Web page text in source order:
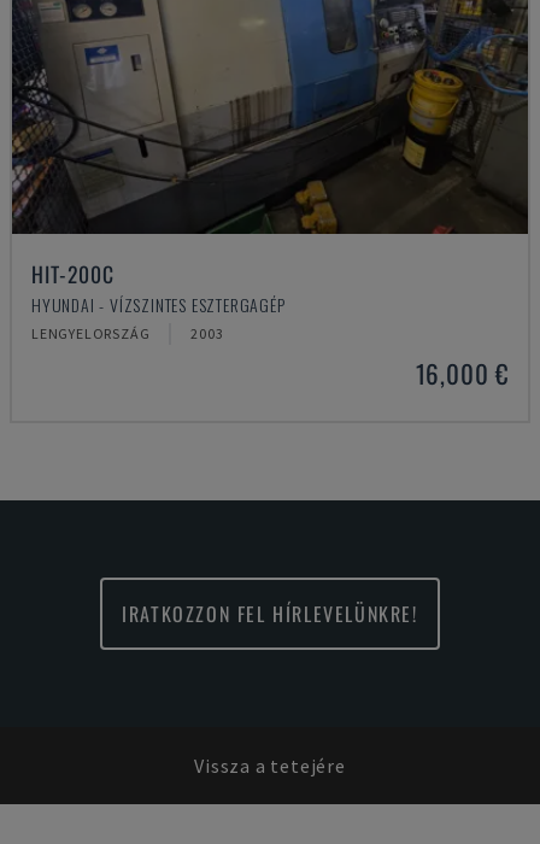
HIT-200C
HYUNDAI - VÍZSZINTES ESZTERGAGÉP
LENGYELORSZÁG 2003
16,000 €
IRATKOZZON FEL HÍRLEVELÜNKRE!
Vissza a tetejére